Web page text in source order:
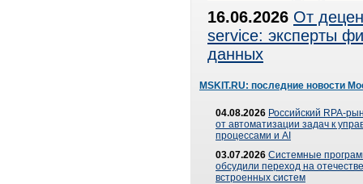
16.06.2026 От
service: эксперты
данных
MSKIT.RU: последние новости
04.08.2026 Российский RPA-
от автоматизации задач к
процессами и AI
03.07.2026 Системные
обсудили переход на
встроенных систем